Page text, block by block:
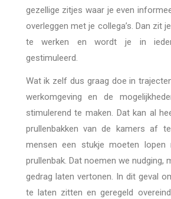
gezellige zitjes waar je even
overleggen met je collega’s. Dan zit
te werken en wordt je in
gestimuleerd.
Wat ik zelf dus graag doe in
werkomgeving en de
stimulerend te maken. Dat kan al
prullenbakken van de kamers af
mensen een stukje moeten lopen
prullenbak. Dat noemen we nudging,
gedrag laten vertonen. In dit geval
te laten zitten en geregeld